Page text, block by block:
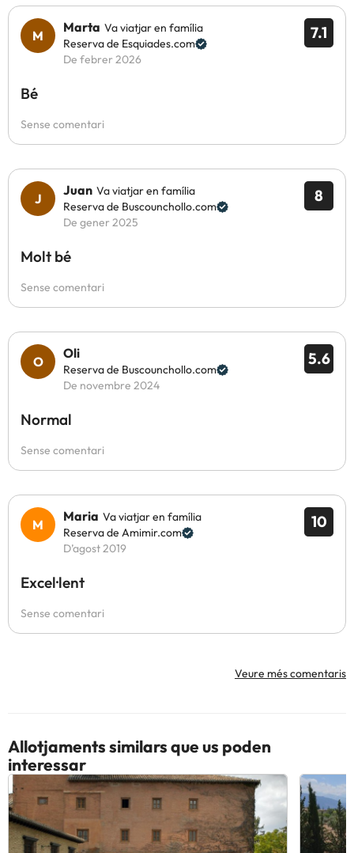
7.1
Marta Va viatjar en família
Reserva de Esquiades.com
De febrer 2026
Bé
Sense comentari
8
Juan Va viatjar en família
Reserva de Buscounchollo.com
De gener 2025
Molt bé
Sense comentari
5.6
Oli
Reserva de Buscounchollo.com
De novembre 2024
Normal
Sense comentari
10
Maria Va viatjar en família
Reserva de Amimir.com
D’agost 2019
Excel·lent
Sense comentari
Veure més comentaris
Allotjaments similars que us poden
interessar